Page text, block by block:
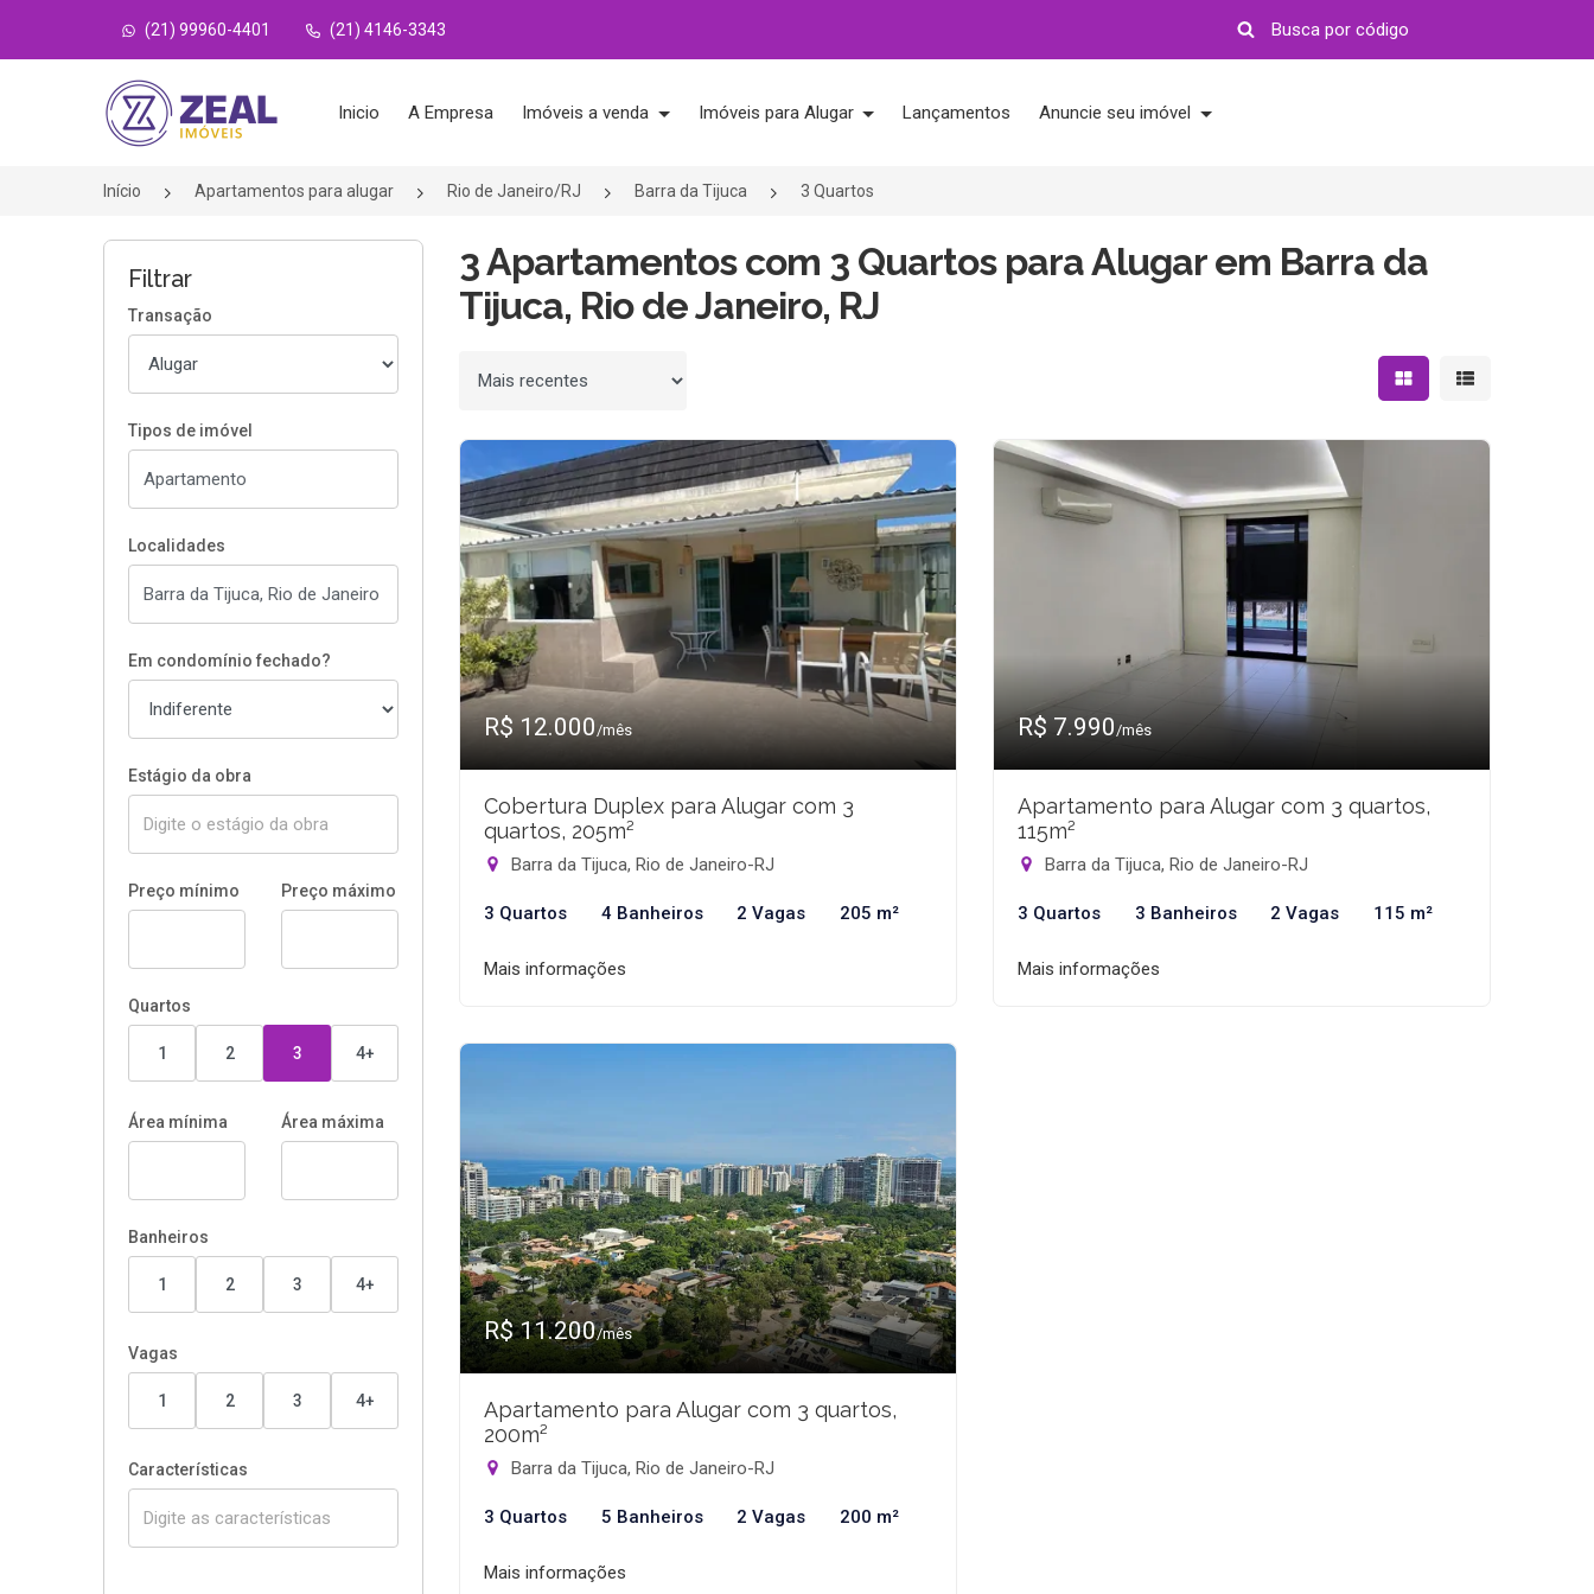
(21) 99960-4401 (21) 4146-3343
Página inicial
Inicio A Empresa Imóveis a venda Imóveis para Alugar Lançamentos Anuncie seu imóvel
Início Apartamentos para alugar Rio de Janeiro/RJ Barra da Tijuca 3 Quartos
Filtrar
Transação
Tipos de imóvel
Localidades
Em condomínio fechado?
Estágio da obra
Preço mínimo Preço máximo
Quartos
1 2 3 4+
Área mínima Área máxima
Banheiros
1 2 3 4+
Vagas
1 2 3 4+
Características
3 Apartamentos com 3 Quartos para Alugar em Barra da
Tijuca, Rio de Janeiro, RJ
Ordenar por Mostrar resultados em
Mostrar
R$ 12.000/mês
Cobertura Duplex para Alugar com 3
quartos, 205m²
Barra da Tijuca, Rio de Janeiro-RJ
3 Quartos 4 Banheiros 2 Vagas 205 m²
Mais informações
R$ 7.990/mês
Apartamento para Alugar com 3 quartos,
115m²
Barra da Tijuca, Rio de Janeiro-RJ
3 Quartos 3 Banheiros 2 Vagas 115 m²
Mais informações
R$ 11.200/mês
Apartamento para Alugar com 3 quartos,
200m²
Barra da Tijuca, Rio de Janeiro-RJ
3 Quartos 5 Banheiros 2 Vagas 200 m²
Mais informações